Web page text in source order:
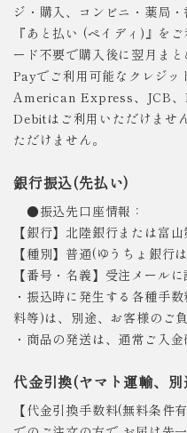
ジ・購入、コンビニ・薬局
『あと払い (ペイディ)』を
ード不要で購入後に翌月ま
Payでご利用可能なクレジ
American Express、JCB
Debitはご利用いただけませ
ただけません。
銀行振込(先払い)
●振込先口座情報：
【銀行】北陸銀行または富
【種別】普通(ゆうちょ銀行
【番号・名義】受注メールに
・振込時に発生する各種手
料等)は、別途、お客様のご
・商品の発送は、通常ご入
代金引換(ヤマト運輸、
【代金引換手数料(無料条